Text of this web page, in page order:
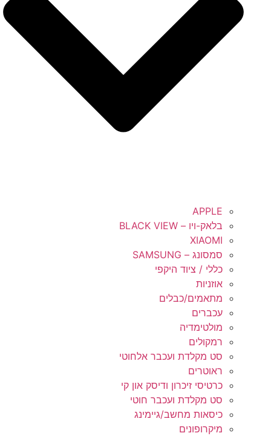
APPLE
בלאק-ויו – BLACK VIEW
XIAOMI
סמסונג – SAMSUNG
כללי / ציוד היקפי
אוזניות
מתאמים/כבלים
עכברים
מולטימדיה
רמקולים
סט מקלדת ועכבר אלחוטי
ראוטרים
כרטיסי זיכרון ודיסק און קי
סט מקלדת ועכבר חוטי
כיסאות מחשב/גיימינג
מיקרופונים